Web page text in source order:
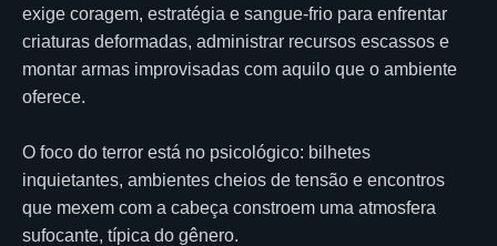
exige coragem, estratégia e sangue-frio para enfrentar
criaturas deformadas, administrar recursos escassos e
montar armas improvisadas com aquilo que o ambiente
oferece.
O foco do terror está no psicológico: bilhetes
inquietantes, ambientes cheios de tensão e encontros
que mexem com a cabeça constroem uma atmosfera
sufocante, típica do gênero.